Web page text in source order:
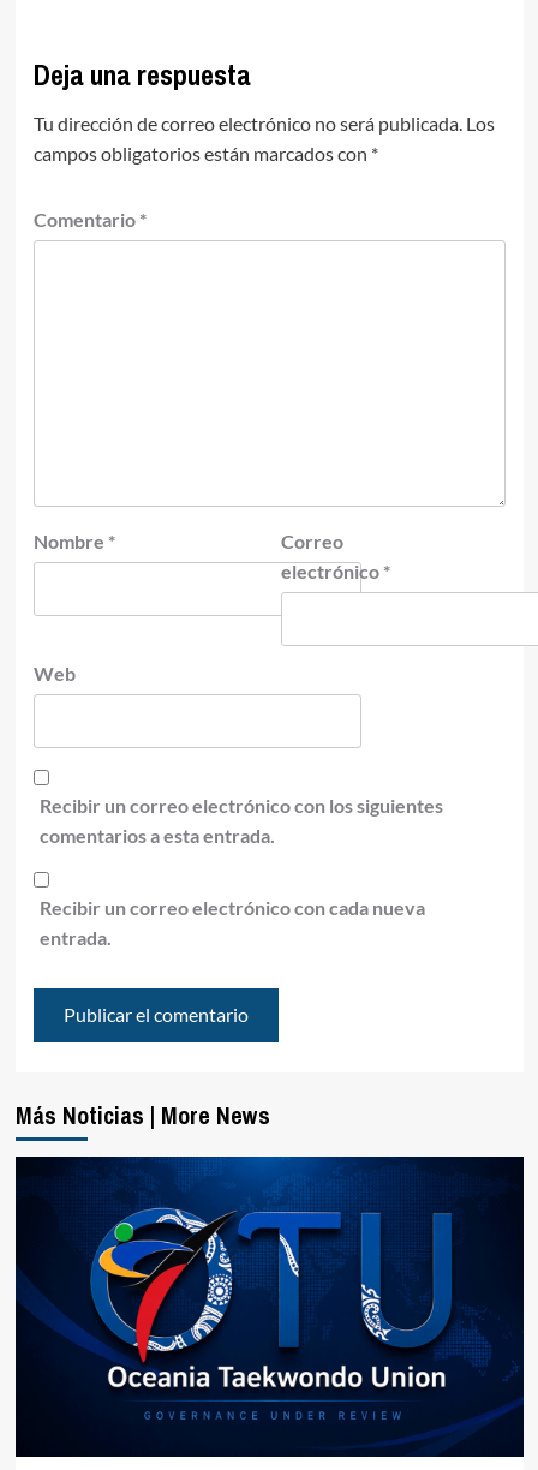
Deja una respuesta
Tu dirección de correo electrónico no será publicada. Los
campos obligatorios están marcados con *
Comentario *
Nombre *
Correo
electrónico *
Web
Recibir un correo electrónico con los siguientes
comentarios a esta entrada.
Recibir un correo electrónico con cada nueva
entrada.
Más Noticias | More News